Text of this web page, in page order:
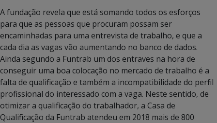
A fundação revela que está somando todos os esforços
para que as pessoas que procuram possam ser
encaminhadas para uma entrevista de trabalho, e que a
cada dia as vagas vão aumentando no banco de dados.
Ainda segundo a Funtrab um dos entraves na hora de
conseguir uma boa colocação no mercado de trabalho é a
falta de qualificação e também a incompatibilidade do perfil
profissional do interessado com a vaga. Neste sentido, de
otimizar a qualificação do trabalhador, a Casa de
Qualificação da Funtrab atendeu em 2018 mais de 800